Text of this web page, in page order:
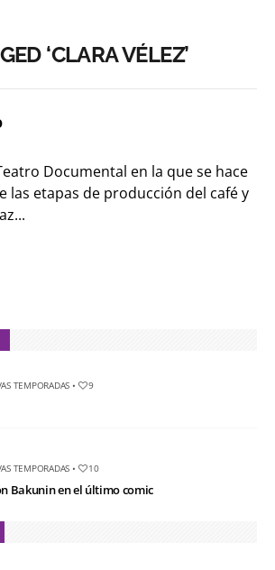
‘CLARA VÉLEZ’
Documental en la que se hace
las etapas de producción del café y
TEMPORADAS • 9
TEMPORADAS • 10
Bakunin en el último comic